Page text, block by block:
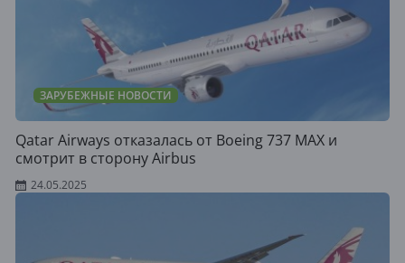
ЗАРУБЕЖНЫЕ НОВОСТИ
Qatar Airways отказалась от Boeing 737 MAX и
смотрит в сторону Airbus
24.05.2025